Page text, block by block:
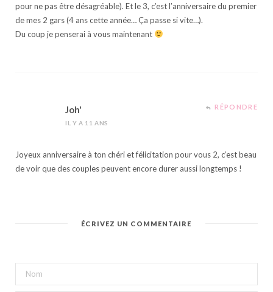
pour ne pas être désagréable). Et le 3, c’est l’anniversaire du premier
de mes 2 gars (4 ans cette année… Ça passe si vite…).
Du coup je penserai à vous maintenant
Joh'
IL Y A 11 ANS
RÉPONDRE
Joyeux anniversaire à ton chéri et félicitation pour vous 2, c’est beau
de voir que des couples peuvent encore durer aussi longtemps !
ÉCRIVEZ UN COMMENTAIRE